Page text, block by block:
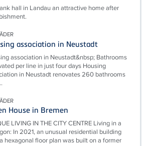
hall in Landau an attractive home after
association in Neustadt
association in Neustadt&nbsp; Bathrooms
per line in just four days Housing
in Neustadt renovates 260 bathrooms
House in Bremen
LIVING IN THE CITY CENTRE Living in a
In 2021, an unusual residential building
hexagonal floor plan was built on a former